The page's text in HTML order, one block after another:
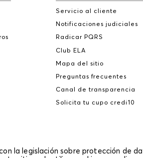
Servicio al cliente
Notificaciones judiciales
Radicar PQRS
Club ELA
Mapa del sitio
Preguntas frecuentes
Canal de transparencia
Solicita tu cupo credi10
la legislación sobre protección de